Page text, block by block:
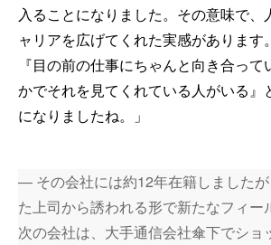
入ることになりました。その意味で、
ャリアを広げてくれた実感があります。
『目の前の仕事にちゃんと向き合って
かでそれを見てくれている人がいる』
になりましたね。」
― その会社には約12年在籍しました
た上司から誘われる形で新たなフィー
次の会社は、大手通信会社傘下でショ